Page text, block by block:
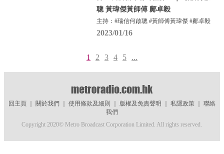
聰 黃瑋傑黃師傅 鄺卓毅
主持：#瑞信何啟聰 #黃師傅黃瑋傑 #鄺卓毅
2023/01/16
1 2 3 4 5 ...
回主頁｜ 關於我們 使用條款及細則 版權及免責聲明 私隱政策｜ 聯絡
我們
Copyright 2020© Metro Broadcast Corporation Limited. All rights reserved.